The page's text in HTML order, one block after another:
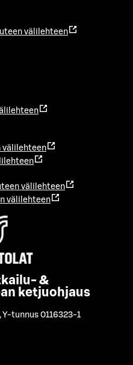
välilehteen
välilehteen
välilehteen
välilehteen
&
ketjuohjaus
,Y-tunnus 0116323-1